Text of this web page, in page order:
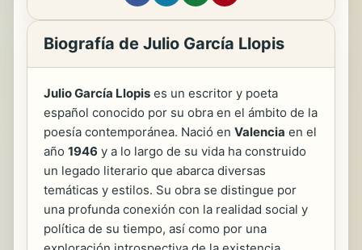
Biografía de Julio García Llopis
Julio García Llopis es un escritor y poeta
español conocido por su obra en el ámbito de la
poesía contemporánea. Nació en Valencia en el
año 1946 y a lo largo de su vida ha construido
un legado literario que abarca diversas
temáticas y estilos. Su obra se distingue por
una profunda conexión con la realidad social y
política de su tiempo, así como por una